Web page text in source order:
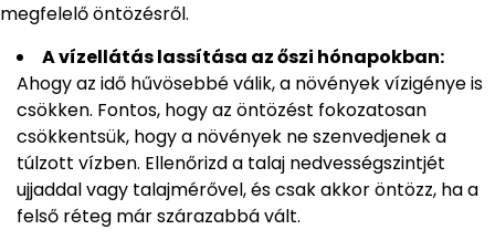
megfelelő öntözésről.
A vízellátás lassítása az őszi hónapokban:
Ahogy az idő hűvösebbé válik, a növények vízigénye is
csökken. Fontos, hogy az öntözést fokozatosan
csökkentsük, hogy a növények ne szenvedjenek a
túlzott vízben. Ellenőrizd a talaj nedvességszintjét
ujjaddal vagy talajmérővel, és csak akkor öntözz, ha a
felső réteg már szárazabbá vált.